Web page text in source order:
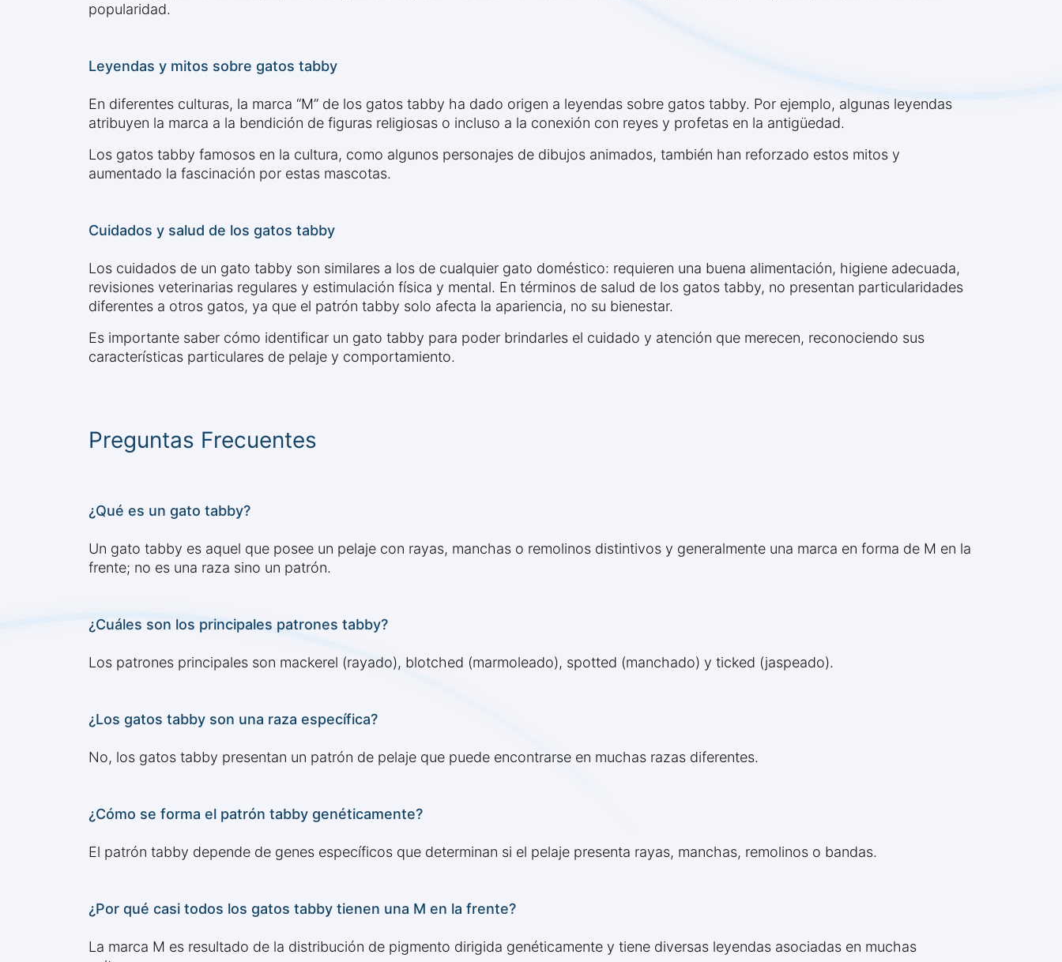
popularidad.
Leyendas y mitos sobre gatos tabby
En diferentes culturas, la marca “M” de los gatos tabby ha dado origen a leyendas sobre gatos tabby. Por ejemplo, algunas leyendas
atribuyen la marca a la bendición de figuras religiosas o incluso a la conexión con reyes y profetas en la antigüedad.
Los gatos tabby famosos en la cultura, como algunos personajes de dibujos animados, también han reforzado estos mitos y
aumentado la fascinación por estas mascotas.
Cuidados y salud de los gatos tabby
Los cuidados de un gato tabby son similares a los de cualquier gato doméstico: requieren una buena alimentación, higiene adecuada,
revisiones veterinarias regulares y estimulación física y mental. En términos de salud de los gatos tabby, no presentan particularidades
diferentes a otros gatos, ya que el patrón tabby solo afecta la apariencia, no su bienestar.
Es importante saber cómo identificar un gato tabby para poder brindarles el cuidado y atención que merecen, reconociendo sus
características particulares de pelaje y comportamiento.
Preguntas Frecuentes
¿Qué es un gato tabby?
Un gato tabby es aquel que posee un pelaje con rayas, manchas o remolinos distintivos y generalmente una marca en forma de M en la
frente; no es una raza sino un patrón.
¿Cuáles son los principales patrones tabby?
Los patrones principales son mackerel (rayado), blotched (marmoleado), spotted (manchado) y ticked (jaspeado).
¿Los gatos tabby son una raza específica?
No, los gatos tabby presentan un patrón de pelaje que puede encontrarse en muchas razas diferentes.
¿Cómo se forma el patrón tabby genéticamente?
El patrón tabby depende de genes específicos que determinan si el pelaje presenta rayas, manchas, remolinos o bandas.
¿Por qué casi todos los gatos tabby tienen una M en la frente?
La marca M es resultado de la distribución de pigmento dirigida genéticamente y tiene diversas leyendas asociadas en muchas